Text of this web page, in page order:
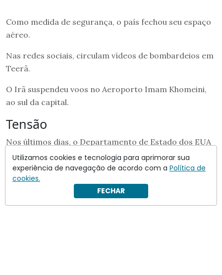
Como medida de segurança, o país fechou seu espaço
aéreo.
Nas redes sociais, circulam vídeos de bombardeios em
Teerã.
O Irã suspendeu voos no Aeroporto Imam Khomeini,
ao sul da capital.
Tensão
Nos últimos dias, o Departamento de Estado dos EUA
estava se preparando para ordenar a retirada de
todos os funcionários considerados“não essenciais”
embaixada americana do Iraque, diante do risco de
distúrbios na capital Bagdá.
Utilizamos cookies e tecnologia para aprimorar sua
experiência de navegação de acordo com a Política de
cookies.
FECHAR